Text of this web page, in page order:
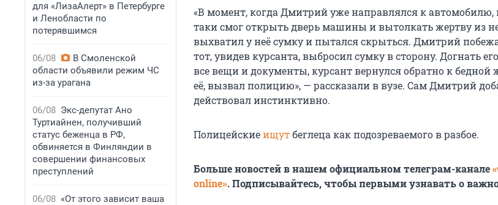
для «ЛизаАлерт» в Петербурге
и Ленобласти по
потерявшимся
06/08
В Смоленской
области объявили режим ЧС
из-за урагана
06/08 Экс-депутат Ано
Туртиайнен, получивший
статус беженца в РФ,
обвиняется в Финляндии в
совершении финансовых
преступлений
06/08 «От этого зависит ваша
«В момент, когда Дмитрий уже направлялся к
таки смог открыть дверь машины и вытолкать жертву из
выхватил у неё сумку и пытался скрыться. Дмитрий
тот, увидев курсанта, выбросил сумку в сторону. Догнать
все вещи и документы, курсант вернулся обратно к
её, вызвал полицию», — рассказали в вузе. Сам Дмитрий
действовал инстинктивно.
Полицейскиеищутбеглеца как подозреваемого в разбое.
Больше новостей в нашем официальном телеграм-канале
online». Подписывайтесь, чтобы первыми узнавать о